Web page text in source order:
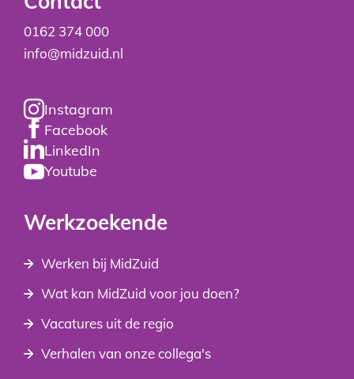
0162 374 000
info@midzuid.nl
Instagram
Facebook
LinkedIn
Youtube
Werkzoekende
Werken bij MidZuid
Wat kan MidZuid voor jou doen?
Vacatures uit de regio
Verhalen van onze collega's